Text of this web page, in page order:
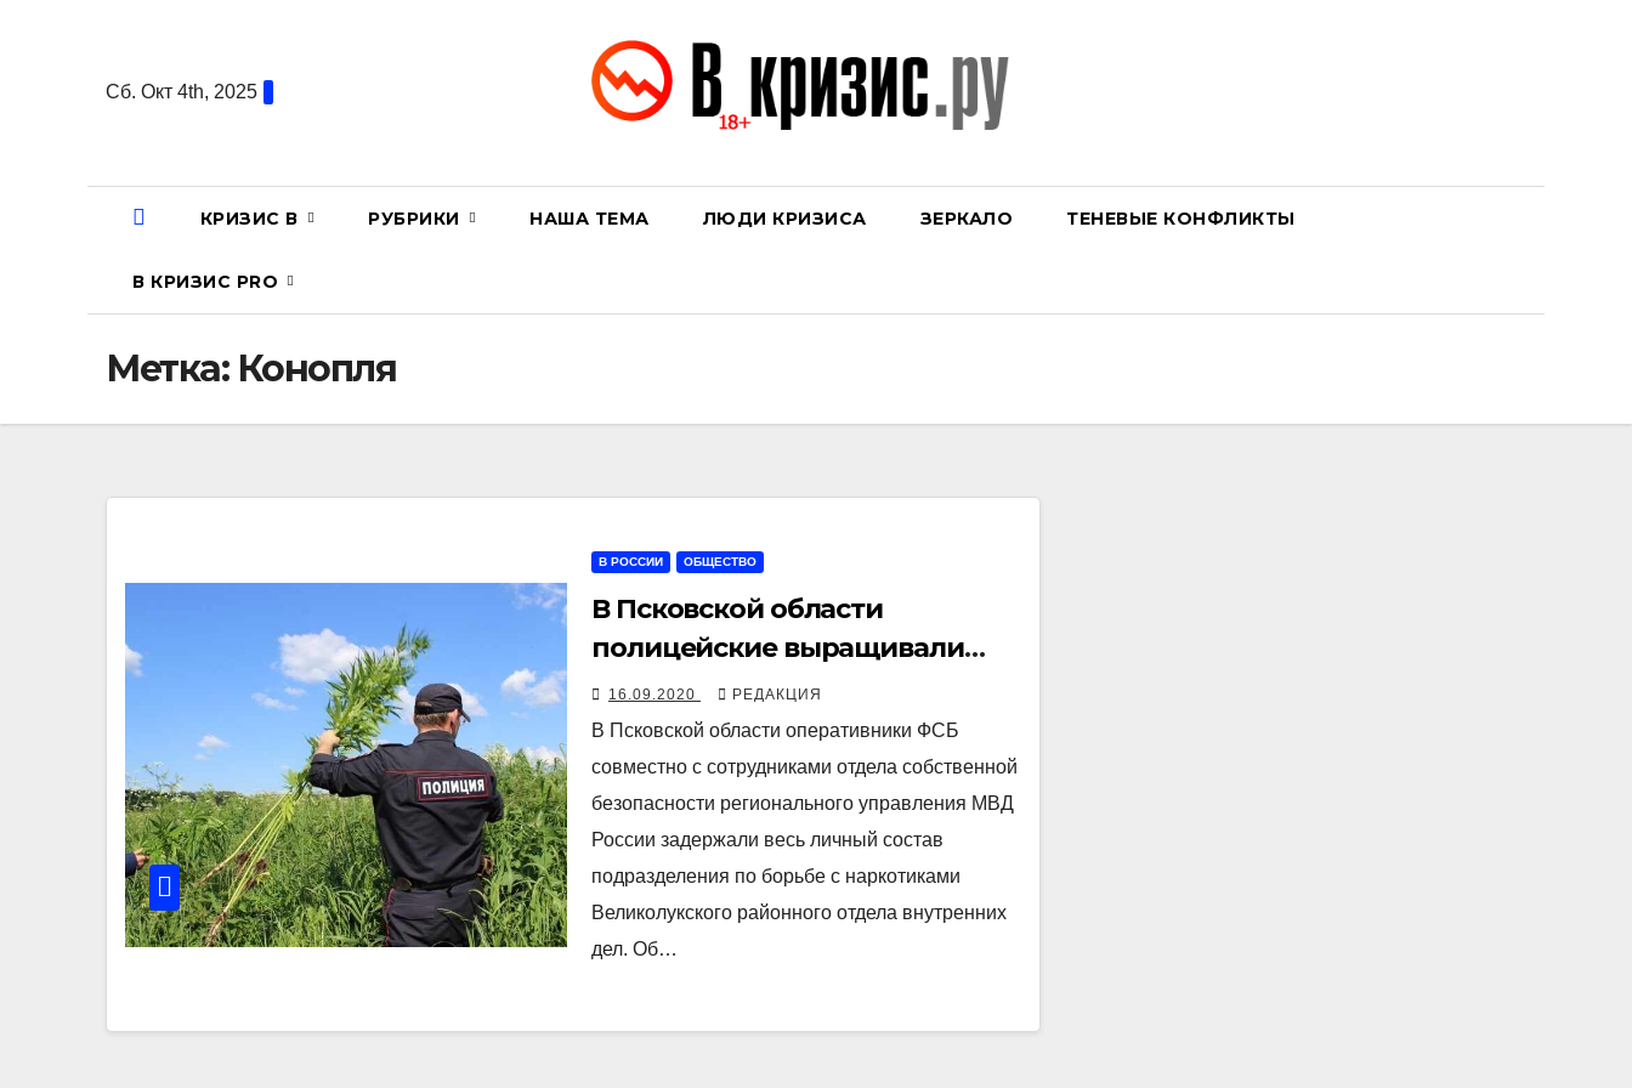
содержаниюСб. Окт 4th, 2025
КРИЗИС В РУБРИКИ НАША ТЕМА ЛЮДИ КРИЗИСА ЗЕРКАЛО ТЕНЕВЫЕ КОНФЛИКТЫ
В КРИЗИС PRO
Метка: Конопля
В РОССИИ ОБЩЕСТВО
В Псковской области
полицейские выращивали
коноплю для подброса
подозреваемым
16.09.2020 РЕДАКЦИЯ
В Псковской области оперативники ФСБ
совместно с сотрудниками отдела собственной
безопасности регионального управления МВД
России задержали весь личный состав
подразделения по борьбе с наркотиками
Великолукского районного отдела внутренних
дел. Об…